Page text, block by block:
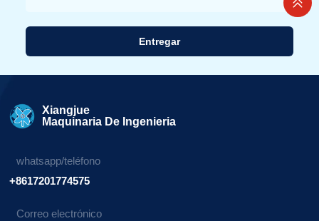
Entregar
Xiangjue
Maquinaria De Ingenieria
whatsapp/teléfono
+8617201774575
Correo electrónico